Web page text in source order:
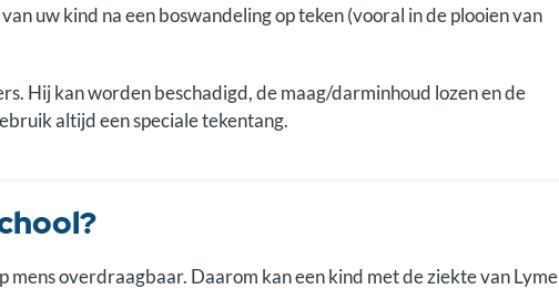
uw kind na een boswandeling op teken (vooral in de plooien van
Hij kan worden beschadigd, de maag/darminhoud lozen en de
altijd een speciale tekentang.
mens overdraagbaar. Daarom kan een kind met de ziekte van Lyme